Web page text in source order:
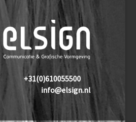
+31(0)610055500
info@elsign.nl